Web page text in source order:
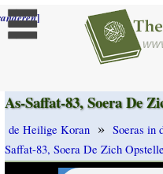
]
As-Saffat-83, Soera De
de Heilige Koran » Soeras in
Saffat-83, Soera De Zich